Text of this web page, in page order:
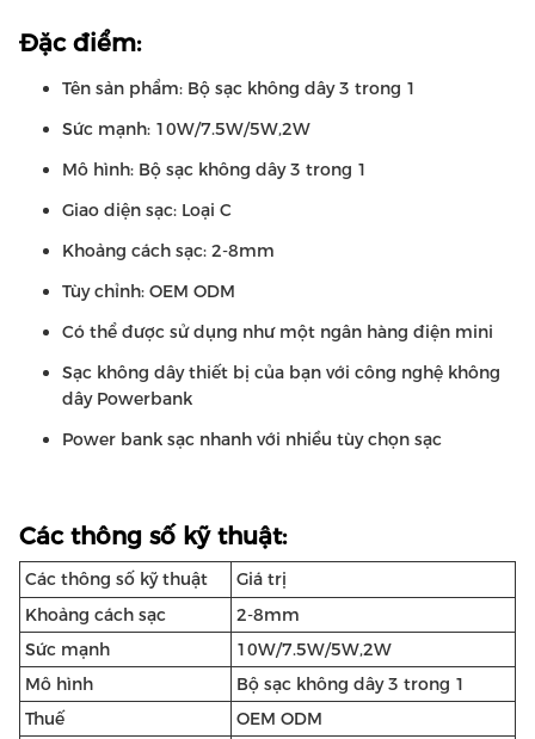
Đặc điểm:
Tên sản phẩm: Bộ sạc không dây 3 trong 1
Sức mạnh: 10W/7.5W/5W,2W
Mô hình: Bộ sạc không dây 3 trong 1
Giao diện sạc: Loại C
Khoảng cách sạc: 2-8mm
Tùy chỉnh: OEM ODM
Có thể được sử dụng như một ngân hàng điện mini
Sạc không dây thiết bị của bạn với công nghệ không
dây Powerbank
Power bank sạc nhanh với nhiều tùy chọn sạc
Các thông số kỹ thuật:
Các thông số kỹ thuật
Giá trị
Khoảng cách sạc
2-8mm
Sức mạnh
10W/7.5W/5W,2W
Mô hình
Bộ sạc không dây 3 trong 1
Thuế
OEM ODM